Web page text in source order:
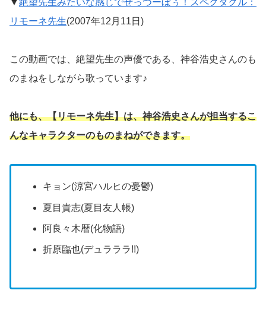
▼絶望先生みたいな感じでぜっつーぼぅ！スペクタクル：
リモーネ先生(2007年12月11日)
この動画では、絶望先生の声優である、神谷浩史さんのも
のまねをしながら歌っています♪
他にも、【リモーネ先生】は、神谷浩史さんが担当するこ
んなキャラクターのものまねができます。
キョン(涼宮ハルヒの憂鬱)
夏目貴志(夏目友人帳)
阿良々木暦(化物語)
折原臨也(デュラララ!!)